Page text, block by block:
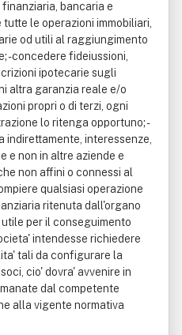
bancaria e
le operazioni immobiliari,
od utili al raggiungimento
- concedere fideiussioni,
ipotecarie sugli
altra garanzia reale e/o
propri o di terzi, ogni
lo ritenga opportuno; -
indirettamente, interessenze,
e non in altre aziende e
non affini o connessi al
qualsiasi operazione
ritenuta dall'organo
per il conseguimento
intendesse richiedere
tali da configurare la
cio' dovra' avvenire in
dal competente
alla vigente normativa